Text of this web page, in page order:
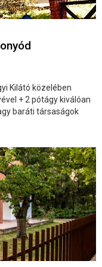
Kilátó közelében
+ 2 pótágy kiválóan
baráti társaságok